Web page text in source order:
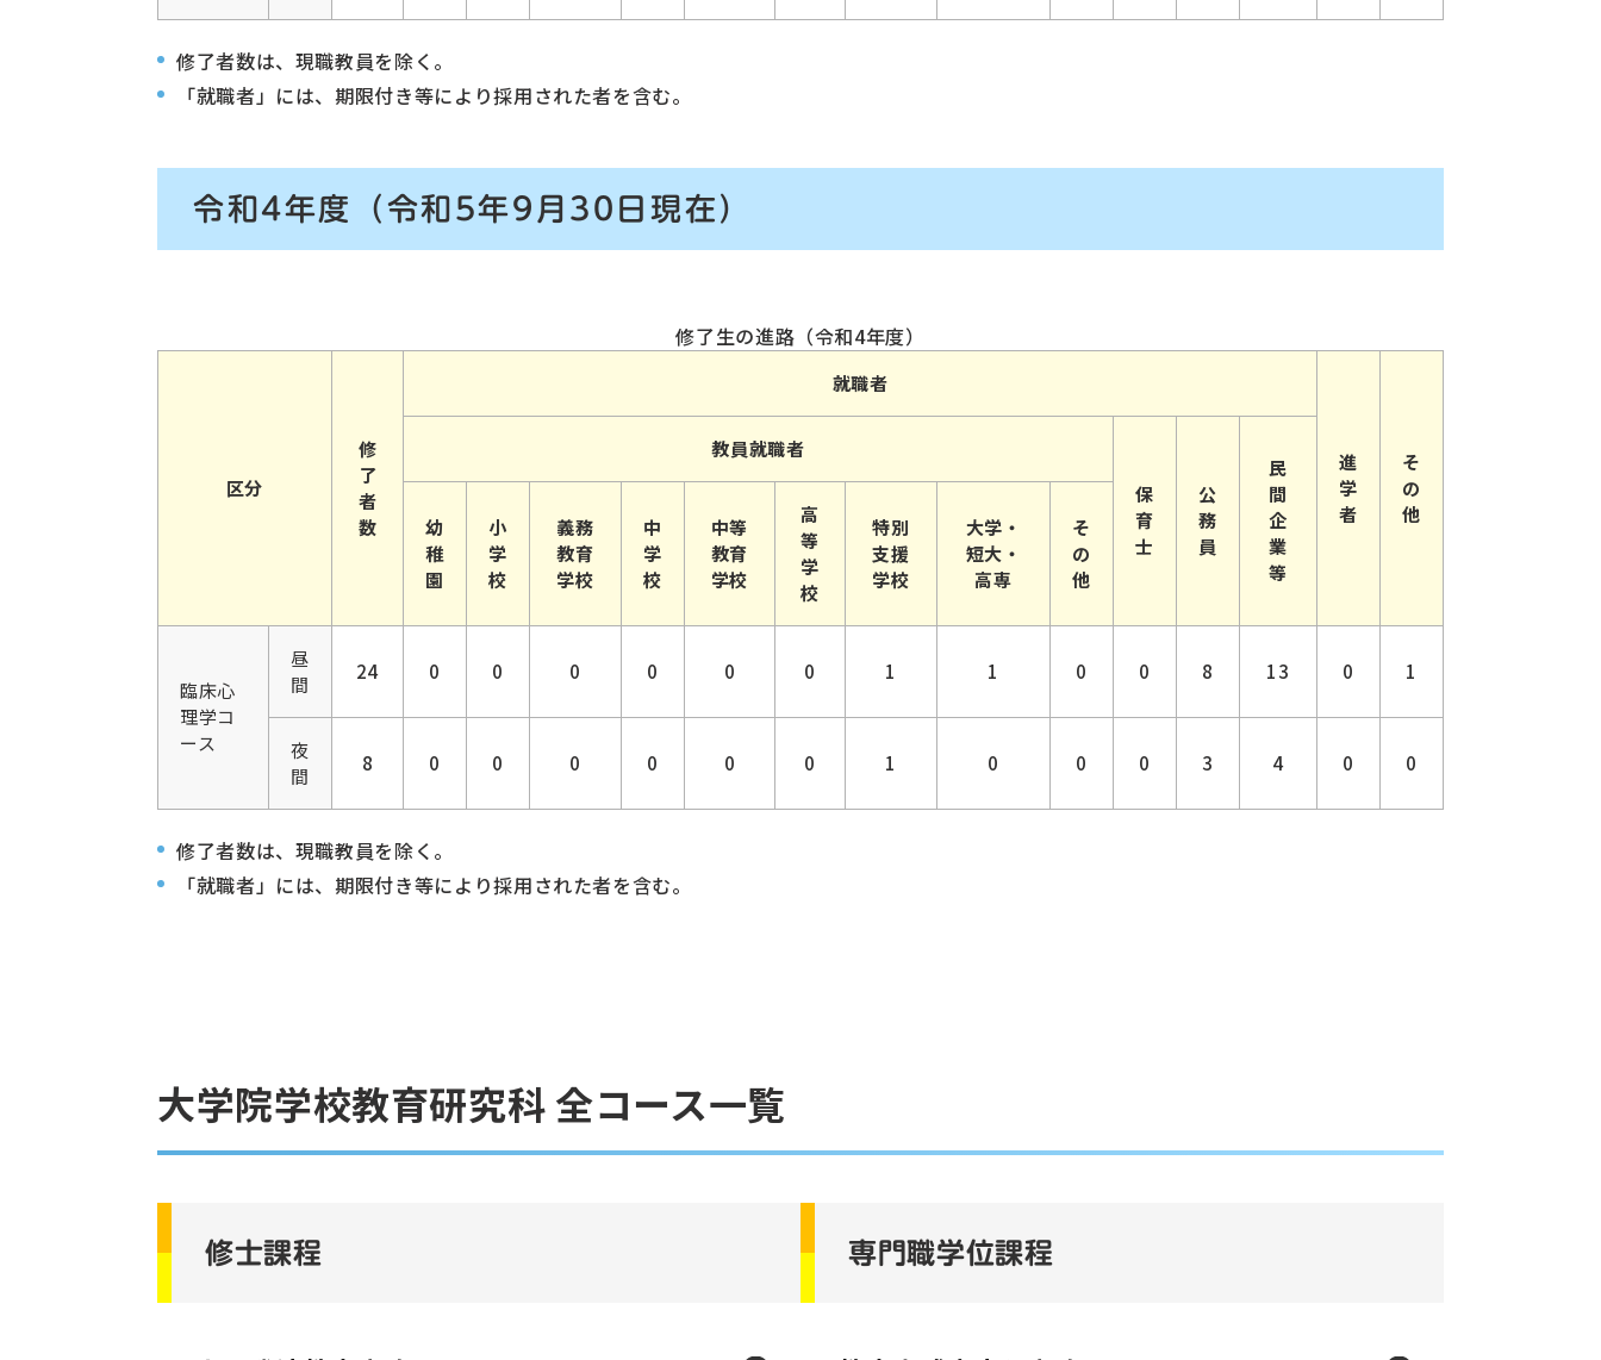
修了者数は、現職教員を除く。
「就職者」には、期限付き等により採用された者を含む。
令和4年度（令和5年9月30日現在）
修了生の進路（令和4年度）
区分
修
了
者
数
就職者
進
学
者
そ
の
他
教員就職者
保
育
士
公
務
員
民
間
企
業
等
幼
稚
園
小
学
校
義務
教育
学校
中
学
校
中等
教育
学校
高
等
学
校
特別
支援
学校
大学・
短大・
高専
そ
の
他
臨床心
理学コ
ース
昼
間
24 0 0 0 0 0 0 1 1 0 0 8 13 0 1
夜
間
8 0 0 0 0 0 0 1 0 0 0 3 4 0 0
修了者数は、現職教員を除く。
「就職者」には、期限付き等により採用された者を含む。
大学院学校教育研究科 全コース一覧
修士課程 専門職学位課程